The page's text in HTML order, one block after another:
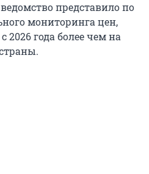
представило по
мониторинга цен,
2026 года более чем на